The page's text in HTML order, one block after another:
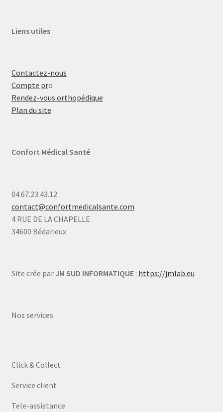
Liens utiles
Contactez-nous
Compte pro
Rendez-vous orthopédique
Plan du site
Confort Médical Santé
04.67.23.43.12
contact@confortmedicalsante.com
4 RUE DE LA CHAPELLE
34600 Bédarieux
Site crée par JM SUD INFORMATIQUE: https://jmlab.eu
Nos services
Click & Collect
Service client
Tele-assistance